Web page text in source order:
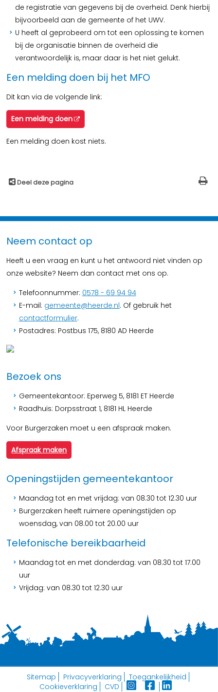
de registratie van gegevens bij de overheid. Denk hierbij
bijvoorbeeld aan de gemeente of het UWV.
U heeft al geprobeerd om tot een oplossing te komen
bij de organisatie binnen de overheid die
verantwoordelijk is, maar daar is het niet gelukt.
Een melding doen bij het MFO
Dit kan via de volgende link:
Een melding doen
Een melding doen kost niets.
Deel deze pagina
Neem contact op
Heeft u een vraag en kunt u het antwoord niet vinden op
onze website? Neem dan contact met ons op.
Telefoonnummer: 0578 - 69 94 94
E-mail: gemeente@heerde.nl. Of gebruik het
contactformulier.
Postadres: Postbus 175, 8180 AD Heerde
Bezoek ons
Gemeentekantoor: Eperweg 5, 8181 ET Heerde
Raadhuis: Dorpsstraat 1, 8181 HL Heerde
Voor Burgerzaken moet u een afspraak maken.
Afspraak maken
Openingstijden gemeentekantoor
Maandag tot en met vrijdag: van 08.30 tot 12.30 uur
Burgerzaken heeft ruimere openingstijden op
woensdag, van 08.00 tot 20.00 uur
Telefonische bereikbaarheid
Maandag tot en met donderdag: van 08.30 tot 17.00
uur
Vrijdag: van 08.30 tot 12.30 uur
Sitemap Privacyverklaring
Toegankelijkheid
Cookieverklaring
CVD